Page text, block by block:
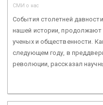
СМИ о нас
События столетней
нашей истории, продолжают
ученых и общественности.
следующем году, в
революции, рассказал